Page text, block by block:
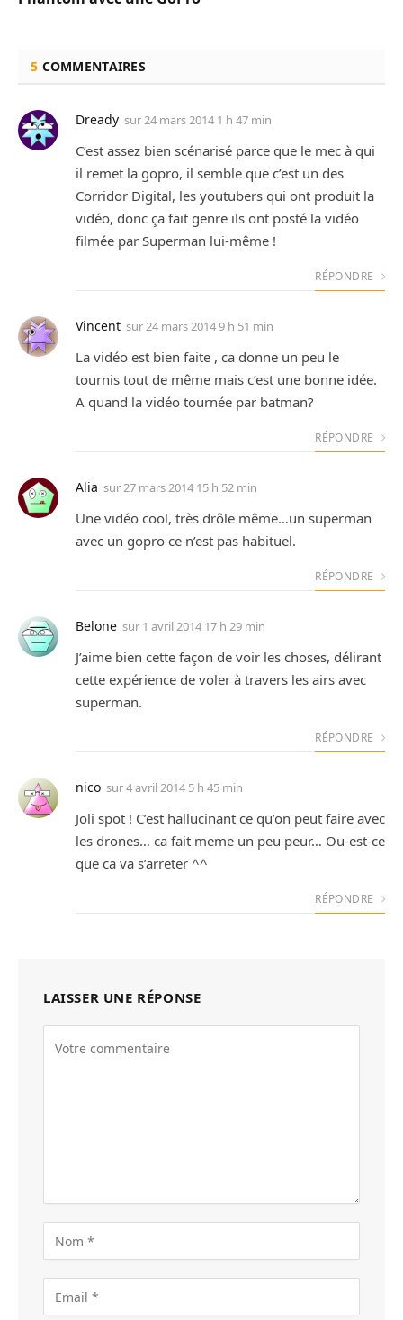
5 COMMENTAIRES
Dready sur24 mars 2014 1 h 47 min
C’est assez bien scénarisé parce que le mec à qui
il remet la gopro, il semble que c’est un des
Corridor Digital, les youtubers qui ont produit la
vidéo, donc ça fait genre ils ont posté la vidéo
filmée par Superman lui-même !
RÉPONDRE
Vincent sur24 mars 2014 9 h 51 min
La vidéo est bien faite , ca donne un peu le
tournis tout de même mais c’est une bonne idée.
A quand la vidéo tournée par batman?
RÉPONDRE
Alia sur27 mars 2014 15 h 52 min
Une vidéo cool, très drôle même…un superman
avec un gopro ce n’est pas habituel.
RÉPONDRE
Belone sur 1 avril 2014 17 h 29 min
J’aime bien cette façon de voir les choses, délirant
cette expérience de voler à travers les airs avec
superman.
RÉPONDRE
nico sur4 avril 2014 5 h 45 min
Joli spot ! C’est hallucinant ce qu’on peut faire avec
les drones… ca fait meme un peu peur… Ou-est-ce
que ca va s’arreter ^^
RÉPONDRE
LAISSER UNE RÉPONSE